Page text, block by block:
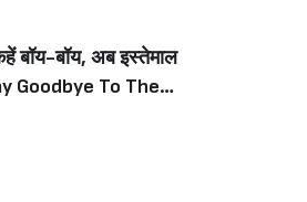
बॉय-बॉय, अब इस्तेमाल
Goodbye To The